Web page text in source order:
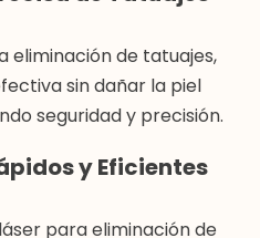
eliminación de tatuajes,
sin dañar la piel
seguridad y precisión.
y Eficientes
para eliminación de